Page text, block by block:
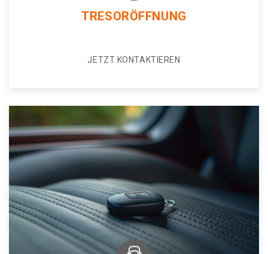
TRESORÖFFNUNG
JETZT KONTAKTIEREN